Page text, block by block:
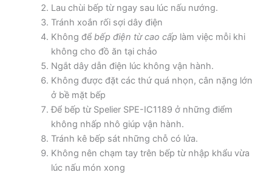
Lau chùi bếp từ ngay sau lúc nấu nướng.
Tránh xoắn rối sợi dây điện
Không để bếp điện từ cao cấp làm việc mỗi khi
không cho đồ ăn tại chảo
Ngắt dây dẫn điện lúc không vận hành.
Không được đặt các thứ quá nhọn, cân nặng lớn
ở bề mặt bếp
Để bếp từ Spelier SPE-IC1189 ở những điểm
không nhấp nhô giúp vận hành.
Tránh kê bếp sát những chỗ có lửa.
Không nên chạm tay trên bếp từ nhập khẩu vừa
lúc nấu món xong